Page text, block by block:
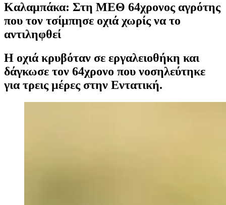
Καλαμπάκα: Στη ΜΕΘ 64χρονος αγρότης
που τον τσίμπησε οχιά χωρίς να το
αντιληφθεί
Η οχιά κρυβόταν σε εργαλειοθήκη και
δάγκωσε τον 64χρονο που νοσηλεύτηκε
για τρεις μέρες στην Εντατική.